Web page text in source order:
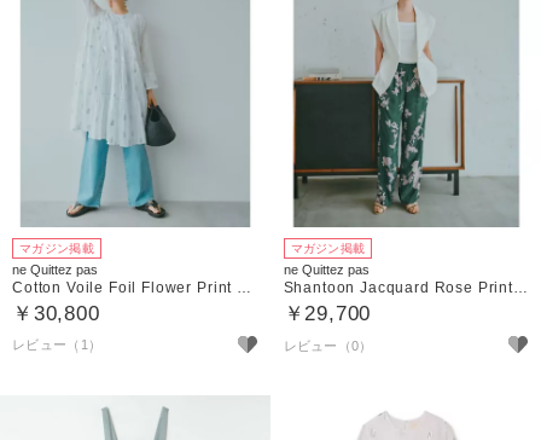
マガジン掲載
ne Quittez pas
Cotton Voile Foil Flower Print Tiered Middle Length Dress
￥30,800
レビュー（1）
マガジン掲載
ne Quittez pas
Shantoon Jacquard Rose Print Pants
￥29,700